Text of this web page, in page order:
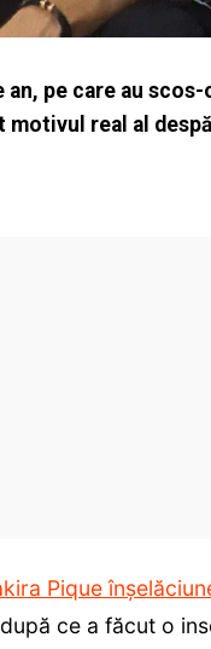
an, pe care au
motivul real al
Pique
ce a făcut o